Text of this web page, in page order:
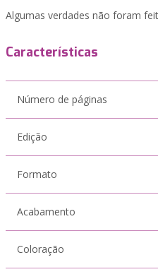
Algumas verdades não foram
Características
Número de páginas
Edição
Formato
Acabamento
Coloração